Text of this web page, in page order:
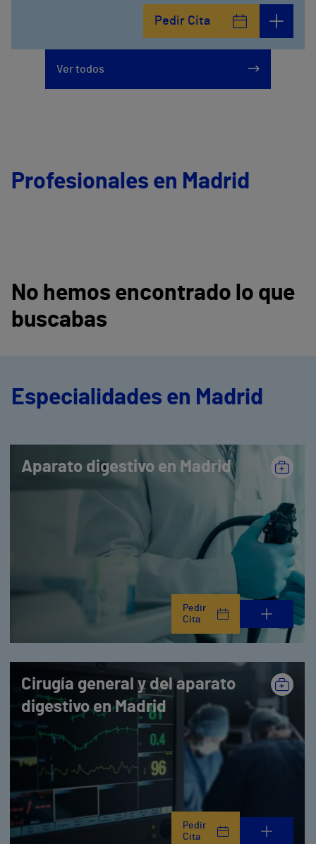
Pedir Cita
Ver todos
Profesionales en Madrid
No hemos encontrado lo que
buscabas
Especialidades en Madrid
Aparato digestivo en Madrid
Pedir
Cita
Cirugía general y del aparato
digestivo en Madrid
Pedir
Cita